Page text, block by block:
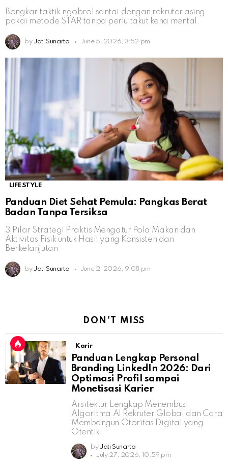
Bongkar taktik ngobrol santai dengan rekruter asing
pakai metode STAR tanpa perlu takut kena mental.
by Jati Sunarto June 5, 2026, 3:52 pm
LIFESTYLE
Panduan Diet Sehat Pemula: Pangkas Berat
Badan Tanpa Tersiksa
3 Pilar Strategi Praktis Mengatur Pola Makan dan
Aktivitas Fisik untuk Hasil yang Konsisten dan
Berkelanjutan
by Jati Sunarto June 2, 2026, 9:08 pm
DON'T MISS
Karir
Panduan Lengkap Personal
Branding LinkedIn 2026: Dari
Optimasi Profil sampai
Monetisasi Karier
Arsitektur Lengkap Menembus
Algoritma AI Rekruter Global dan Cara
Membangun Otoritas Digital yang
Otentik
by Jati Sunarto
July 27, 2026, 10:59 pm